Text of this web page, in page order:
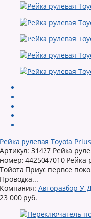
Рейка рулевая Toyota Prius
Артикул: 31427 Рейка
номер: 4425047010 Рейка
Тойота Приус первое
Проводка...
Компания: Авторазбор У-
23 000 руб.